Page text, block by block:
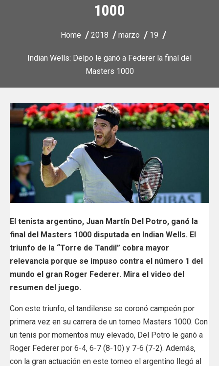
1000
Home 2018 marzo 19
Indian Wells: Delpo le ganó a Federer la final del
Masters 1000
El tenista argentino, Juan Martín Del Potro, ganó la
final del Masters 1000 disputada en Indian Wells. El
triunfo de la “Torre de Tandil” cobra mayor
relevancia porque se impuso contra el número 1 del
mundo el gran Roger Federer. Mira el video del
resumen del juego.
Con este triunfo, el tandilense se coronó campeón por
primera vez en su carrera de un torneo Masters 1000. Con
un tenis por momentos muy elevado, Del Potro le ganó a
Roger Federer por 6-4, 6-7 (8-10) y 7-6 (7-2). Además,
con la gran actuación en este torneo el argentino llegó al